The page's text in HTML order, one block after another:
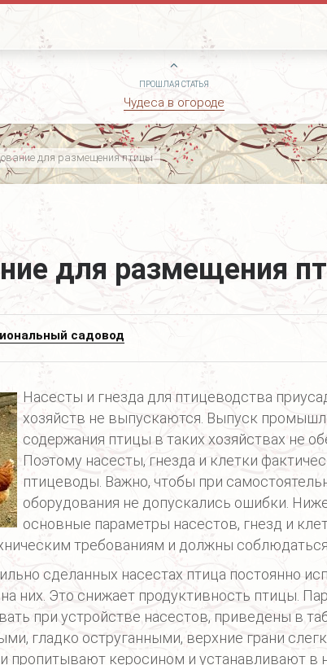
ПРОШЛАЯ СТАТЬЯ
Чудеса в огороде
для размещения птицы
для размещения
садовод
Насесты и гнезда для птицеводства
хозяйств не выпускаются. Выпуск
содержания птицы в таких хозяйствах не
Поэтому насесты, гнезда и клетки
птицеводы. Важно, чтобы при
оборудования не допускались ошибки.
основные параметры насестов, гнезд и
требованиям и должны
сделанных насестах птица постоянно
них. Это снижает продуктивность птицы.
при устройстве насестов, приведены в
гладко оструганными, верхние грани
пропитывают керосином и устанавливают в